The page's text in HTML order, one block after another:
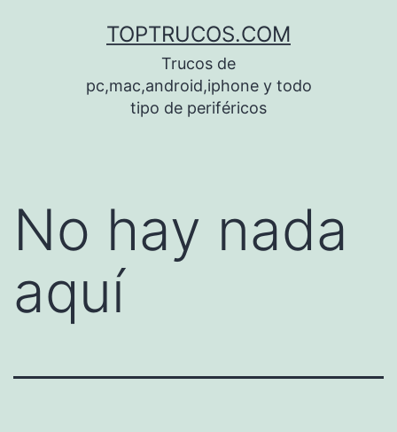
TOPTRUCOS.COM
Trucos de
pc,mac,android,iphone y todo
tipo de periféricos
No hay nada
aquí